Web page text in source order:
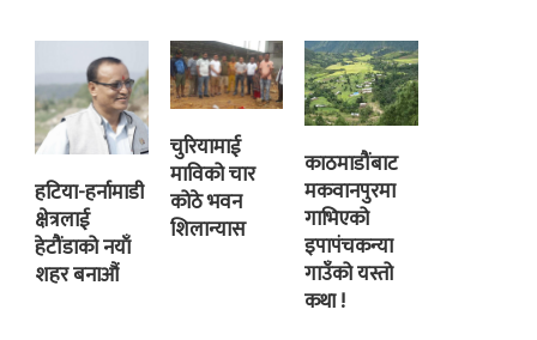
हटिया-हर्नामाडी
क्षेत्रलाई
हेटौंडाको नयाँ
शहर बनाऔं
चुरियामाई
माविको चार
कोठे भवन
शिलान्यास
काठमाडौंबाट
मकवानपुरमा
गाभिएको
इपापंचकन्या
गाउँको यस्तो
कथा !